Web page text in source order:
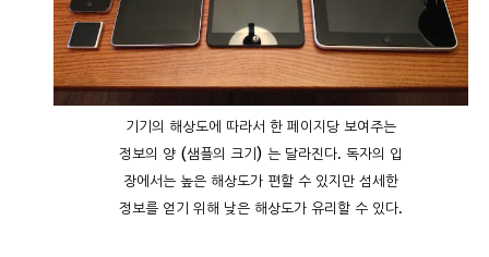
기기의 해상도에 따라서 한 페이지당 보여주는
정보의 양 (샘플의 크기) 는 달라진다. 독자의 입
장에서는 높은 해상도가 편할 수 있지만 섬세한
정보를 얻기 위해 낮은 해상도가 유리할 수 있다.